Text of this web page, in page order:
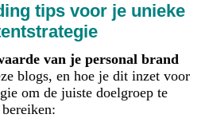
tips voor je unieke
van je personal brand
blogs, en hoe je dit inzet voor
om de juiste doelgroep te
bereiken: